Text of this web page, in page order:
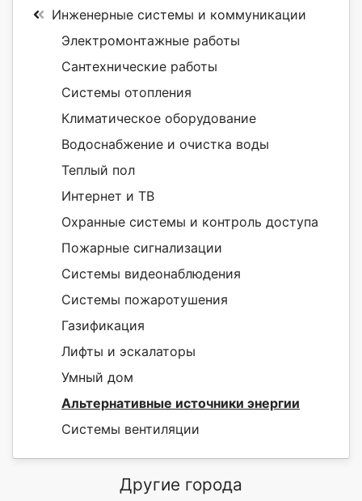
Инженерные системы и коммуникации
Электромонтажные работы
Сантехнические работы
Системы отопления
Климатическое оборудование
Водоснабжение и очистка воды
Теплый пол
Интернет и ТВ
Охранные системы и контроль доступа
Пожарные сигнализации
Системы видеонаблюдения
Системы пожаротушения
Газификация
Лифты и эскалаторы
Умный дом
Альтернативные источники энергии
Системы вентиляции
Другие города